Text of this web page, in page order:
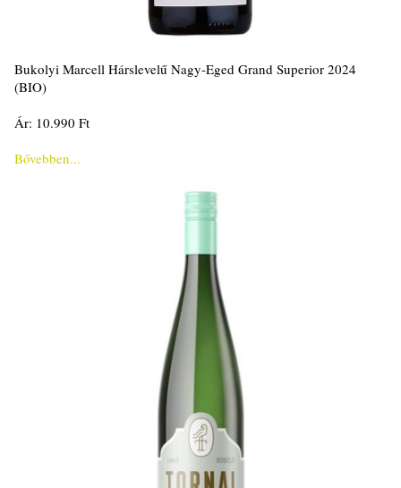
Bukolyi Marcell Hárslevelű Nagy-Eged Grand Superior 2024
(BIO)
Ár: 10.990 Ft
Bővebben...